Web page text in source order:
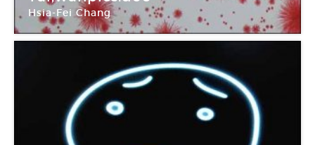
Hsia-Fei Chang
Ecole nationale supérieure des beaux-arts de
Paris